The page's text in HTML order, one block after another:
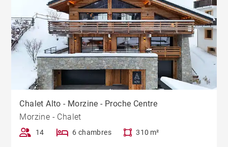
Chalet Alto - Morzine - Proche Centre
Morzine - Chalet
14 6 chambres 310 m²